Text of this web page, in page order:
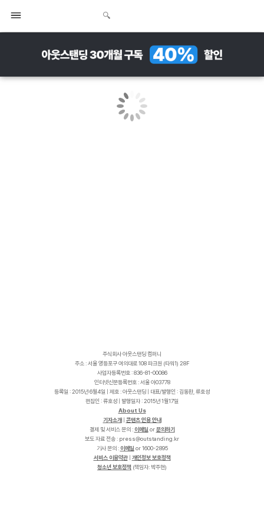
주식회사 아웃스탠딩 컴퍼니
주소 : 서울 영등포구 여의대로 108 파크원 (타워1) 28F
사업자등록번호 : 836-81-00086
인터넷신문등록번호 : 서울 아03778
등록일 : 2015년 6월4일 | 제호 : 아웃스탠딩 | 대표/발행인 : 김동환, 류호성
편집인 : 류호성 | 발행일자 : 2015년 1월17일
About Us
기자소개
콘텐츠 인용 안내
결제 및 서비스 문의 : 이메일 or문의하기
보도 자료 전송 :
r
k
.
g
n
i
d
n
a
t
s
t
u
o
@
s
s
e
r
p
기사 문의 : 이메일 or 1600-2895
서비스 이용약관| 개인정보 보호정책
청소년 보호정책 (책임자: 박주현)